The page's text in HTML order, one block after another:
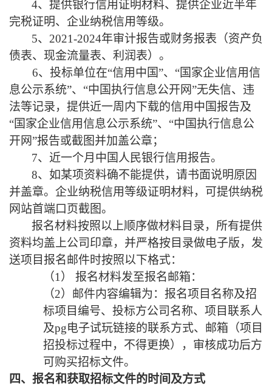
4、提供银行信用证明材料、提供企业近半年
完税证明、企业纳税信用等级。
5、 2021-2024年审计报告或财务报表（资产负
债表、现金流量表、利润表）。
6、投标单位在“信用中国”、“国家企业信用信
息公示系统”、“中国执行信息公开网”无失信、违
法等记录，提供近一周内下载的信用中国报告及
“国家企业信用信息公示系统”、 “中国执行信息公
开网”报告或截图并加盖公章；
7、近一个月中国人民银行信用报告。
8、如某项资料确不能提供，请书面说明原因
并盖章。企业纳税信用等级证明材料，可提供纳税
网站首端口页截图。
报名材料按照以上顺序做材料目录，所有提供
资料均盖上公司印章，并严格按目录做电子版，发
送项目报名邮件时按照以下格式：
（1） 报名材料发至报名邮箱：
（2）邮件内容编辑为：报名项目名称及招
标项目编号、投标方公司名称、项目联系人
及pg电子试玩链接的联系方式、邮箱（项目
招投标过程中，不得更换），审核成功后方
可购买招标文件。
四、报名和获取招标文件的时间及方式